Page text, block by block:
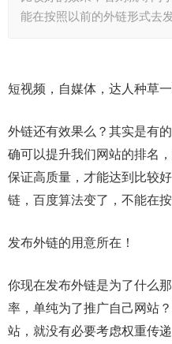
能在按照以前的外链形式去
短视频，自媒体，达人种草
外链还有效果么？其实是有
确可以提升我们网站的排名
保证高质量，才能达到比较
链，百度算法变了，不能在
发布外链的用意所在！
你现在发布外链是为了什么
率，单纯为了推广自己网站
站，就没有必要考虑权重传